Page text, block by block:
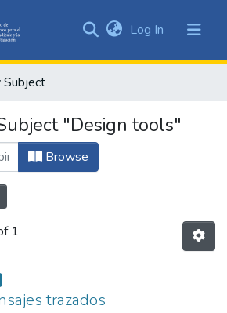
&
All of DSpace
Log In (current)
Subject
"Design tools"
Browse
1
trazados